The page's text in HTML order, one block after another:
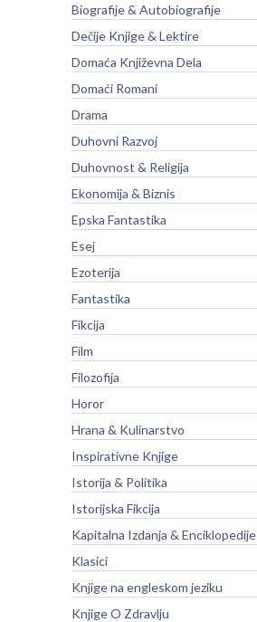
Biografije & Autobiografije
Dečije Knjige & Lektire
Domaća Književna Dela
Domaći Romani
Drama
Duhovni Razvoj
Duhovnost & Religija
Ekonomija & Biznis
Epska Fantastika
Esej
Ezoterija
Fantastika
Fikcija
Film
Filozofija
Horor
Hrana & Kulinarstvo
Inspirativne Knjige
Istorija & Politika
Istorijska Fikcija
Kapitalna Izdanja & Enciklopedije
Klasici
Knjige na engleskom jeziku
Knjige O Zdravlju